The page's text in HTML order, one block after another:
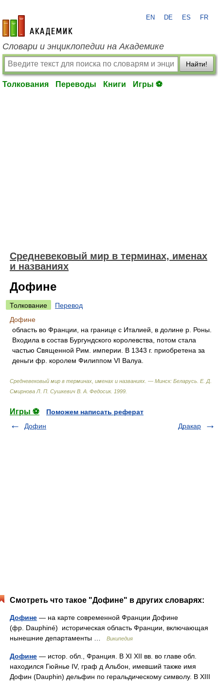
academic.ru
EN DE ES FR
Словари и энциклопедии на Академике
Найти!
Толкования Переводы Книги Игры ⚽
Средневековый мир в терминах, именах
и названиях
Дофине
Толкование
Перевод
Дофине
область во Франции, на границе с Италией, в долине р. Роны.
Входила в состав Бургундского королевства, потом стала
частью Священной Рим. империи. В 1343 г. приобретена за
деньги фр. королем Филиппом VI Валуа.
Средневековый мир в терминах, именах и названиях. — Минск: Беларусь Е. Д.
Смирнова Л. П. Сушкевич В. А. Федосик. 1999
Игры ⚽
Поможем написать реферат
Дофин
Дракар
Смотреть что такое "Дофине" в других словарях:
Дофине — на карте современной Франции Дофине
(фр. Dauphiné) историческая область Франции, включающая
нынешние департаменты …
Википедия
Дофине — истор. обл., Франция. В XI XII вв. во главе обл.
находился Гюйнье IV, граф д Альбон, имевший также имя
Дофин (Dauphin) дельфин по геральдическому символу. В XIII